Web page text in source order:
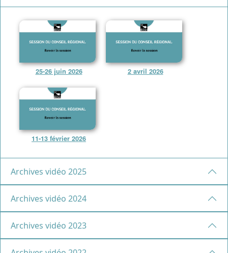
25-26 juin 2026 2 avril 2026
11-13 février 2026
Archives vidéo 2025
Archives vidéo 2024
Archives vidéo 2023